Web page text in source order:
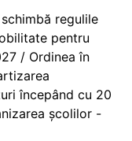
regulile
pentru
/ Ordinea în
începând cu 20
școlilor -